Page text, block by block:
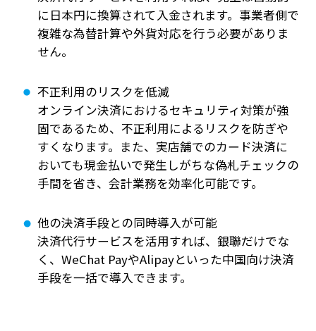
に日本円に換算されて入金されます。事業者側で
複雑な為替計算や外貨対応を行う必要がありま
せん。
不正利用のリスクを低減
オンライン決済におけるセキュリティ対策が強
固であるため、不正利用によるリスクを防ぎや
すくなります。また、実店舗でのカード決済に
おいても現金払いで発生しがちな偽札チェックの
手間を省き、会計業務を効率化可能です。
他の決済手段との同時導入が可能
決済代行サービスを活用すれば、銀聯だけでな
く、WeChat PayやAlipayといった中国向け決済
手段を一括で導入できます。